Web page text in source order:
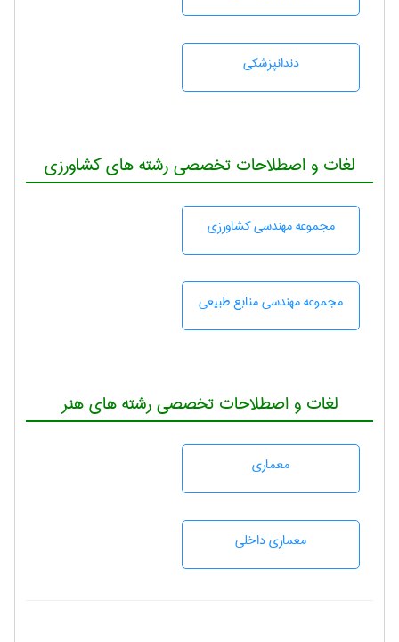
دندانپزشكی
لغات و اصطلاحات تخصصی رشته های کشاورزی
مجموعه مهندسی كشاورزی
مجموعه مهندسی منابع طبيعی
لغات و اصطلاحات تخصصی رشته های هنر
معماری
معماری داخلی